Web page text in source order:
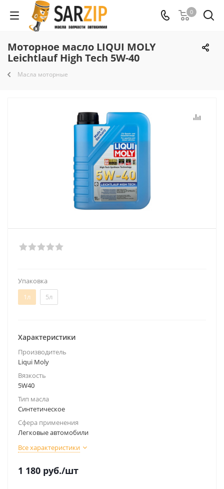
0
Моторное масло LIQUI MOLY
Leichtlauf High Tech 5W-40
Масла моторные
Упаковка
1л
5л
Характеристики
Производитель
Liqui Moly
Вязкость
5W40
Тип масла
Синтетическое
Сфера применения
Легковые автомобили
Все характеристики
1 180 руб./шт